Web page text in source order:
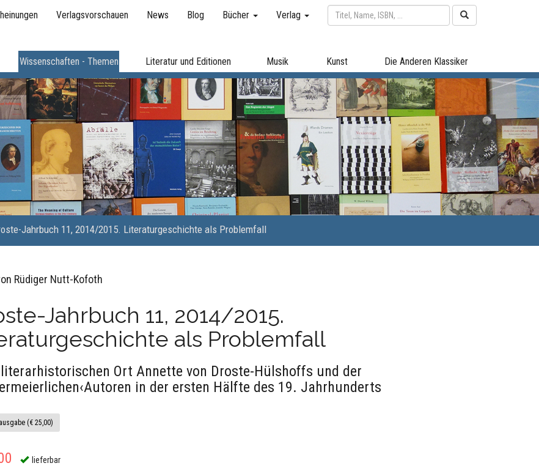
Verlagsvorschauen News Blog Bücher Verlag
Wissenschaften - Themen Literatur und Editionen Musik Kunst Die Anderen Klassiker
Jahrbuch 11, 2014/2015. Literaturgeschichte als Problemfall
Rüdiger Nutt-Kofoth
Jahrbuch 11, 2014/2015.
als Problemfall
Ort Annette von Droste-Hülshoffs und der
in der ersten Hälfte des 19. Jahrhunderts
(€ 25,00)
lieferbar